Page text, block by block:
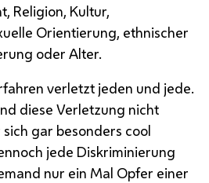
Religion, Kultur,
Orientierung, ethnischer
oder Alter.
verletzt jeden und jede.
diese Verletzung nicht
gar besonders cool
jede Diskriminierung
nur ein Mal Opfer einer